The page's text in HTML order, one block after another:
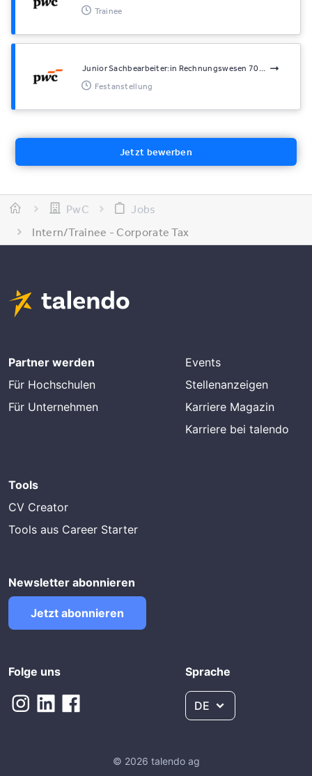
Trainee
Junior Sachbearbeiter:in Rechnungswesen 70...
Festanstellung
Jetzt bewerben
PwC
Jobs
Intern/Trainee - Corporate Tax
Partner werden
Für Hochschulen
Für Unternehmen
Events
Stellenanzeigen
Karriere Magazin
Karriere bei talendo
Tools
CV Creator
Tools aus Career Starter
Newsletter abonnieren
Jetzt abonnieren
Folge uns Sprache
DE
© 2026 talendo ag